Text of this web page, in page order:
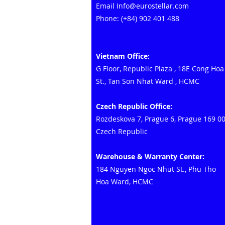
Email Info@eurostellar.com
Phone: (+84) 902 401 488
Vietnam Office:
G Floor, Republic Plaza , 18E Cong Hoa
St., Tan Son Nhat Ward , HCMC
Czech Republic Office:
Rozdeskova 7, Prague 6, Prague 169 00
Czech Republic
Warehouse & Warranty Center:
184 Nguyen Ngoc Nhut St., Phu Tho
Hoa Ward, HCMC